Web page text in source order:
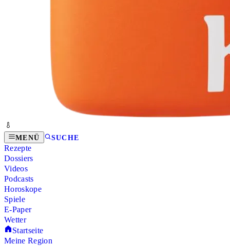
MENÜ SUCHE
Rezepte
Dossiers
Videos
Podcasts
Horoskope
Spiele
E-Paper
Wetter
Startseite
Meine Region